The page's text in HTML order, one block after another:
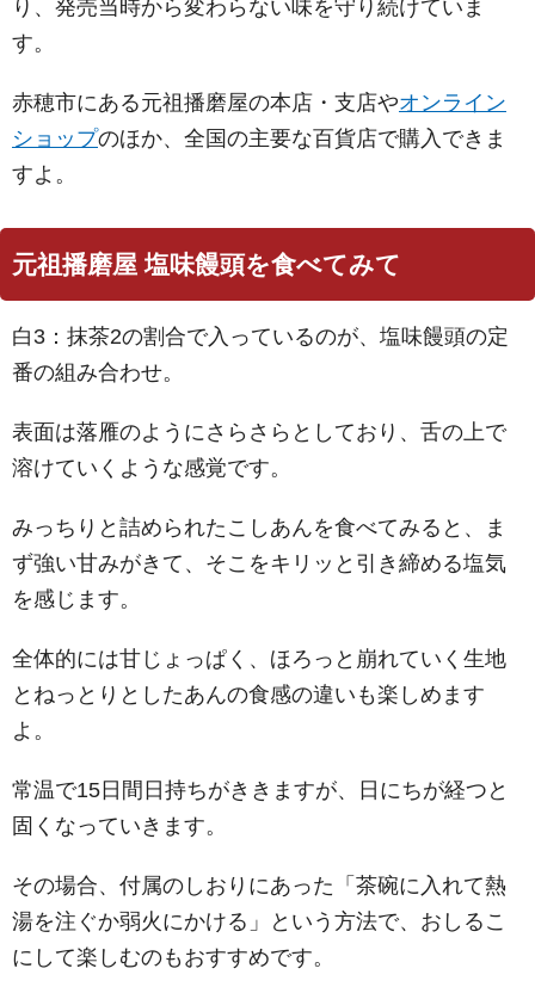
り、発売当時から変わらない味を守り続けていま
す。
赤穂市にある元祖播磨屋の本店・支店やオンライン
ショップのほか、全国の主要な百貨店で購入できま
すよ。
元祖播磨屋 塩味饅頭を食べてみて
白3：抹茶2の割合で入っているのが、塩味饅頭の定
番の組み合わせ。
表面は落雁のようにさらさらとしており、舌の上で
溶けていくような感覚です。
みっちりと詰められたこしあんを食べてみると、ま
ず強い甘みがきて、そこをキリッと引き締める塩気
を感じます。
全体的には甘じょっぱく、ほろっと崩れていく生地
とねっとりとしたあんの食感の違いも楽しめます
よ。
常温で15日間日持ちがききますが、日にちが経つと
固くなっていきます。
その場合、付属のしおりにあった「茶碗に入れて熱
湯を注ぐか弱火にかける」という方法で、おしるこ
にして楽しむのもおすすめです。